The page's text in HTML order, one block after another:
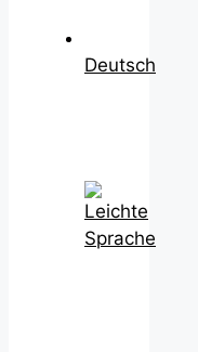
Deutsch